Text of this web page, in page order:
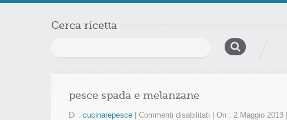
Cerca ricetta
pesce spada e melanzane
Di : cucinarepesce Commenti disabilitati suOn : 2 Maggio 2013